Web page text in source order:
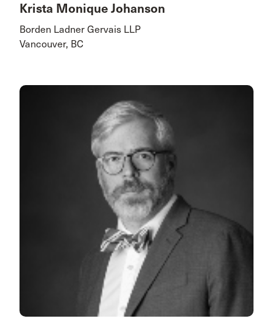
Krista Monique Johanson
Borden Ladner Gervais LLP
Vancouver, BC